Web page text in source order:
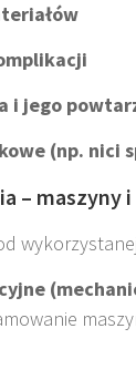
i jego
(np. nici
– maszyny